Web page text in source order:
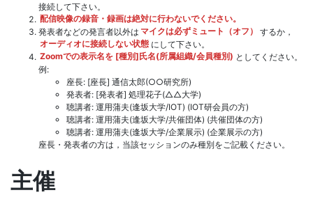
接続して下さい。
配信映像の録音・録画は絶対に行わないでください。
発表者などの発言者以外は マイクは必ずミュート（オフ）
するか，
オーディオに接続しない状態 にして下さい。
Zoomでの表示名を [種別]氏名(所属組織/会員種別) としてください。
例:
座長: [座長] 通信太郎(○○研究所)
発表者: [発表者] 処理花子(△△大学)
聴講者: 運用蒲夫(逢坂大学/IOT) (IOT研会員の方)
聴講者: 運用蒲夫(逢坂大学/共催団体) (共催団体の方)
聴講者: 運用蒲夫(逢坂大学/企業展示) (企業展示の方)
座長・発表者の方は，当該セッションのみ種別をご記載ください。
主催